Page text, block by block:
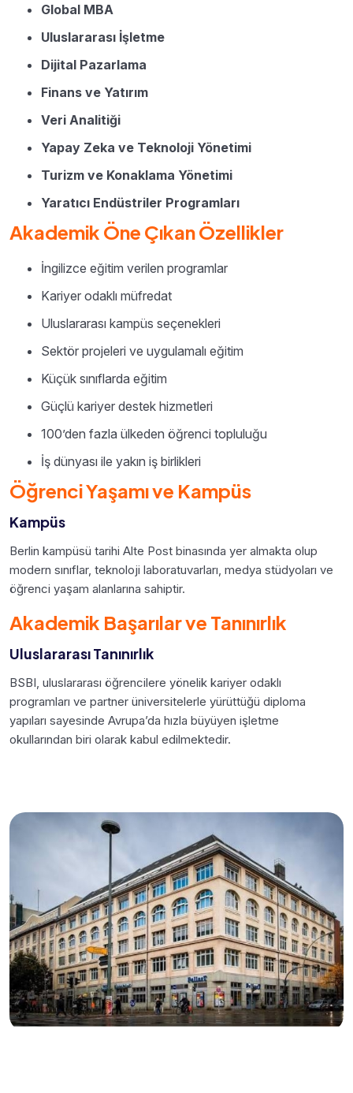
Global MBA
Uluslararası İşletme
Dijital Pazarlama
Finans ve Yatırım
Veri Analitiği
Yapay Zeka ve Teknoloji Yönetimi
Turizm ve Konaklama Yönetimi
Yaratıcı Endüstriler Programları
Akademik Öne Çıkan Özellikler
İngilizce eğitim verilen programlar
Kariyer odaklı müfredat
Uluslararası kampüs seçenekleri
Sektör projeleri ve uygulamalı eğitim
Küçük sınıflarda eğitim
Güçlü kariyer destek hizmetleri
100’den fazla ülkeden öğrenci topluluğu
İş dünyası ile yakın iş birlikleri
Öğrenci Yaşamı ve Kampüs
Kampüs
Berlin kampüsü tarihi Alte Post binasında yer almakta olup
modern sınıflar, teknoloji laboratuvarları, medya stüdyoları ve
öğrenci yaşam alanlarına sahiptir.
Akademik Başarılar ve Tanınırlık
Uluslararası Tanınırlık
BSBI, uluslararası öğrencilere yönelik kariyer odaklı
programları ve partner üniversitelerle yürüttüğü diploma
yapıları sayesinde Avrupa’da hızla büyüyen işletme
okullarından biri olarak kabul edilmektedir.